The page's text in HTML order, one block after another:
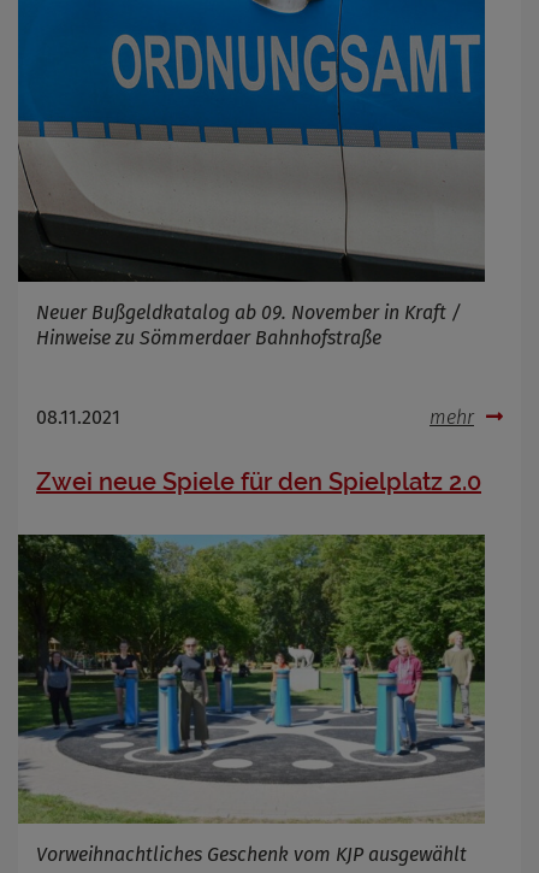
Neuer Bußgeldkatalog ab 09. November in Kraft /
Hinweise zu Sömmerdaer Bahnhofstraße
08.11.2021 mehr
Zwei neue Spiele für den Spielplatz 2.0
Vorweihnachtliches Geschenk vom KJP ausgewählt